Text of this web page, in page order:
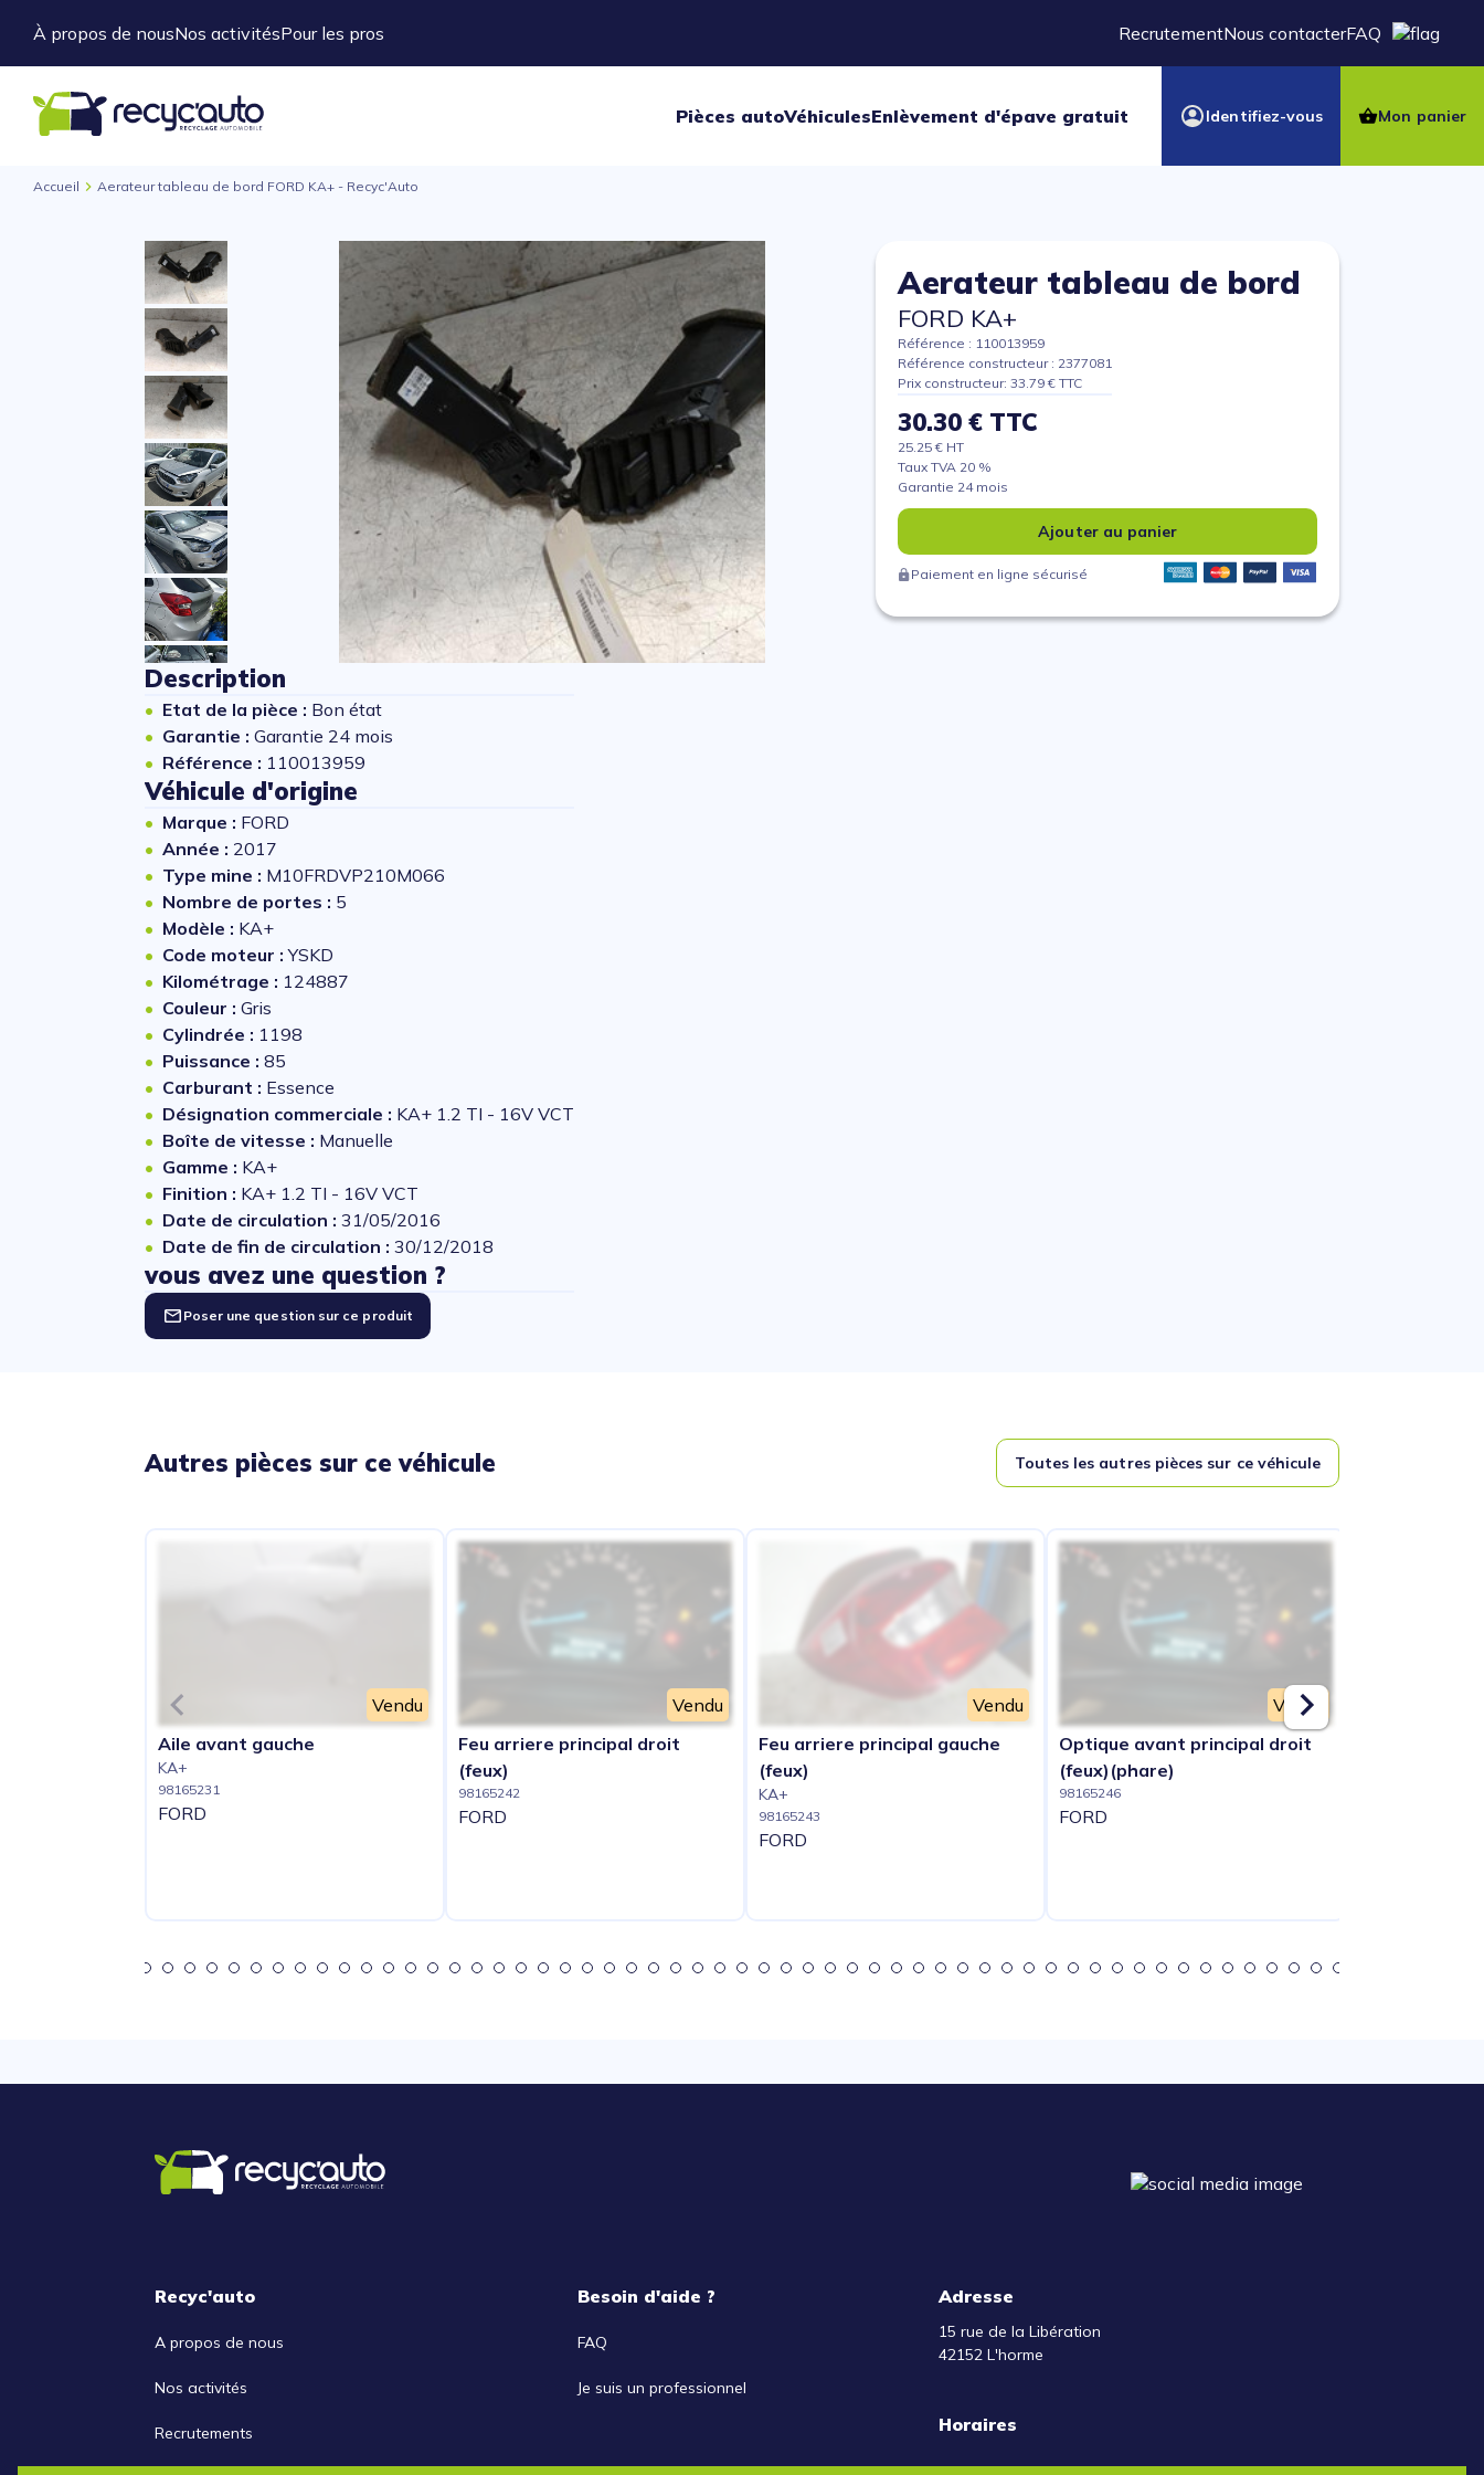
À propos de nousNos activitésPour les pros RecrutementNous contacterFAQ
Pièces autoVéhiculesEnlèvement d'épave gratuit Identifiez-vous Mon panier
Accueil Aerateur tableau de bord FORD KA+ - Recyc'Auto
Description
Etat de la pièce : Bon état
Garantie : Garantie 24 mois
Référence : 110013959
Véhicule d'origine
Marque : FORD
Année : 2017
Type mine : M10FRDVP210M066
Nombre de portes : 5
Modèle : KA+
Code moteur :YSKD
Kilométrage : 124887
Couleur : Gris
Cylindrée : 1198
Puissance : 85
Carburant : Essence
Désignation commerciale : KA+ 1.2 TI - 16V VCT
Boîte de vitesse : Manuelle
Gamme : KA+
Finition : KA+ 1.2 TI - 16V VCT
Date de circulation : 31/05/2016
Date de fin de circulation : 30/12/2018
vous avez une question ?
Poser une question sur ce produit
Aerateur tableau de bord
FORD KA+
Référence : 110013959
Référence constructeur : 2377081
Prix constructeur: 33.79 € TTC
30.30 € TTC
25.25 € HT
Taux TVA 20 %
Garantie 24 mois
Ajouter au panier
Paiement en ligne sécurisé
Autres pièces sur ce véhicule Toutes les autres pièces sur ce véhicule
Vendu
Aile avant gauche
KA+
98165231
FORD
Vendu
Feu arriere principal droit
(feux)
98165242
FORD
Vendu
Feu arriere principal gauche
(feux)
KA+
98165243
FORD
Vendu
Optique avant principal droit
(feux)(phare)
98165246
FORD
Recyc'auto
A propos de nous
Nos activités
Recrutements
Besoin d'aide ?
FAQ
Je suis un professionnel
Adresse
15 rue de la Libération
42152 L'horme
Horaires